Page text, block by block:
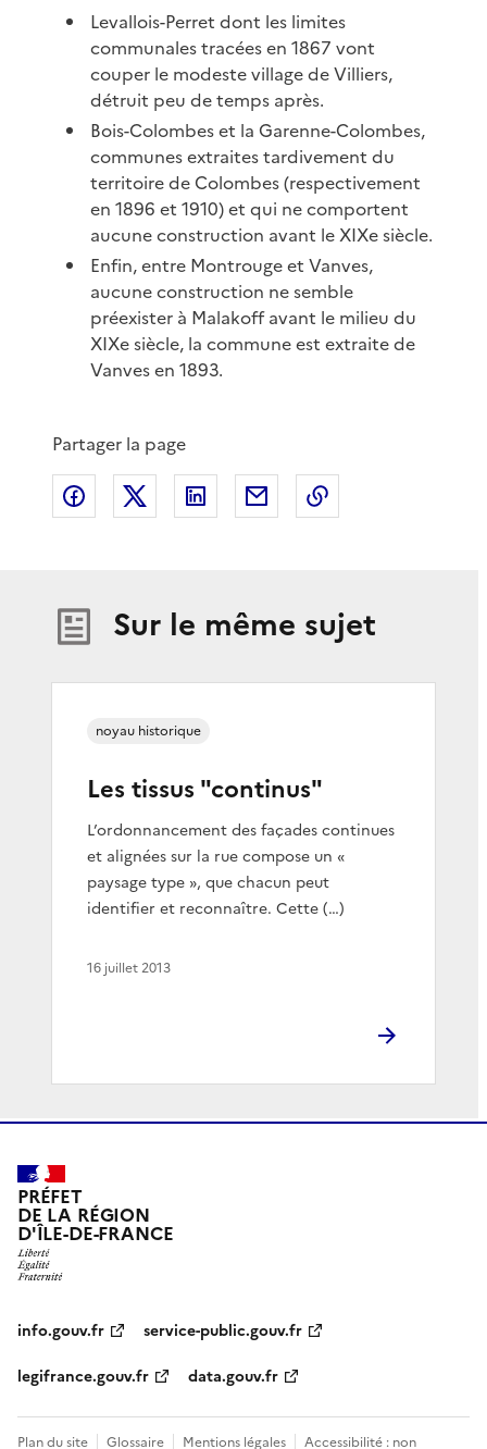
Levallois-Perret dont les limites
communales tracées en 1867 vont
couper le modeste village de Villiers,
détruit peu de temps après.
Bois-Colombes et la Garenne-Colombes,
communes extraites tardivement du
territoire de Colombes (respectivement
en 1896 et 1910) et qui ne comportent
aucune construction avant le XIXe siècle.
Enfin, entre Montrouge et Vanves,
aucune construction ne semble
préexister à Malakoff avant le milieu du
XIXe siècle, la commune est extraite de
Vanves en 1893.
Partager la page
Partager sur Facebook
Partager sur XPartager sur LinkedIn
Partager par email
Sur le même sujet
Les tissus "continus"
L’ordonnancement des façades continues
et alignées sur la rue compose un «
paysage type », que chacun peut
identifier et reconnaître. Cette (…)
noyau historique
16 juillet 2013
PRÉFET
DE LA RÉGION
D'ÎLE-DE-FRANCE
info.gouv.fr
service-public.gouv.fr
legifrance.gouv.fr
data.gouv.fr
Plan du site Glossaire Mentions légales Accessibilité : non